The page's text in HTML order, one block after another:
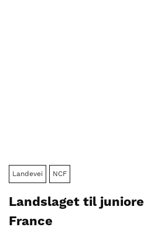
Landevei NCF
Landslaget til
France